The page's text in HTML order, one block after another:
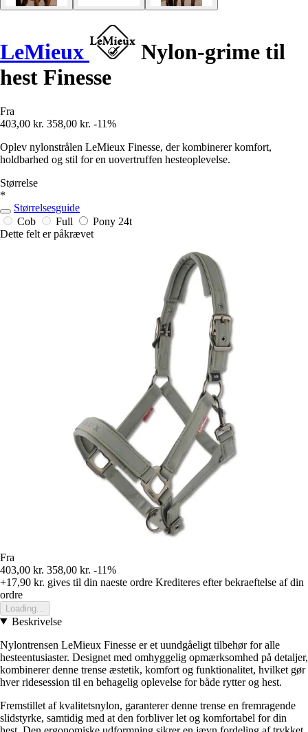
LeMieux
Nylon-grime til
hest Finesse
Fra
403,00 kr. 358,00 kr. -11%
Oplev nylonstrålen LeMieux Finesse, der kombinerer komfort,
holdbarhed og stil for en uovertruffen hesteoplevelse.
Størrelse
*
Størrelsesguide
Cob
Full Pony 24t
Dette felt er påkrævet
Fra
403,00 kr. 358,00 kr. -11%
+17,90 kr. gives til din naeste ordre Krediteres efter bekraeftelse af din
ordre
Loading...
Beskrivelse
Nylontrensen LeMieux Finesse er et uundgåeligt tilbehør for alle
hesteentusiaster. Designet med omhyggelig opmærksomhed på detaljer,
kombinerer denne trense æstetik, komfort og funktionalitet, hvilket gør
hver ridesession til en behagelig oplevelse for både rytter og hest.
Fremstillet af kvalitetsnylon, garanterer denne trense en fremragende
slidstyrke, samtidig med at den forbliver let og komfortabel for din